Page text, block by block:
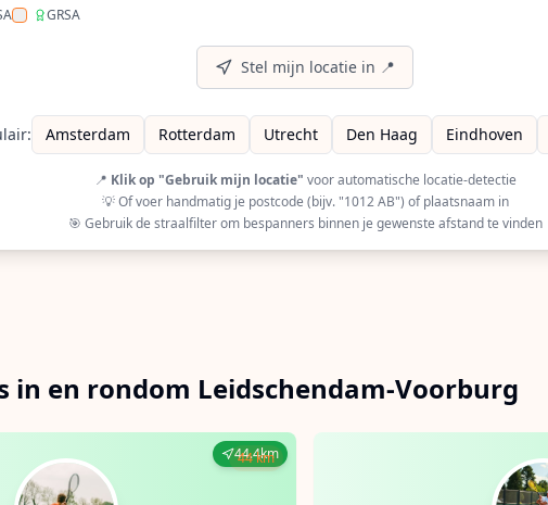
ERSA (European Racquet Stringers Association) gecertificeerde
GRSA
Filter op GRSA (Global Racquet Stringers Association)
Stel mijn locatie in 📍
Amsterdam Rotterdam Utrecht Den Haag Eindhoven
📍 Klik op "Gebruik mijn locatie" voor automatische locatie-detectie
💡 Of voer handmatig je postcode (bijv. "1012 AB") of plaatsnaam in
🎯 Gebruik de straalfilter om bespanners binnen je gewenste afstand te vinden
in en rondom Leidschendam-Voorburg
44.4km
44 km